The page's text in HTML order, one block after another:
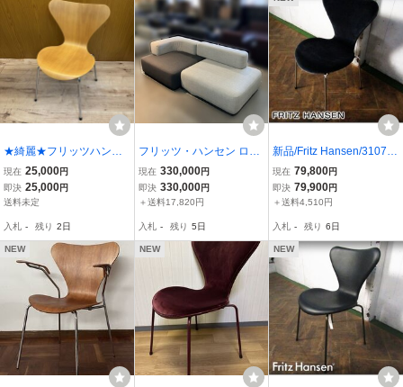
★綺麗★フリッツハンセ
ン★1脚★セブンチェア★
北欧★ヤコブセン★デザ
イナーズ家具★Fritz Hans
現在 25,000円
即決 25,000円
送料未定
入札 - 残り 2日
フリッツ・ハンセン ロビ
ーベンチ ロビーソファ 幅
2100mm 待合室 おしゃれ
(中古品)
現在 330,000円
即決 330,000円
＋送料17,820円
入札 - 残り 5日
新品/Fritz Hansen/3107
セブンチェア/フルパディ
ング/BELFAST グレーブ
ルー/アルネ・ヤコブセン/
ア/13.3万/st275k
現在 79,800円
即決 79,900円
＋送料4,510円
入札 - 残り 6日
NEW NEW NEW